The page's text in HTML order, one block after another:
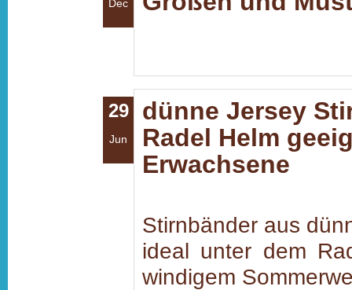
Dec
29
Jun
dünne Jersey
Radel Helm
Erwachsene
Stirnbänder aus
ideal unter dem
windigem